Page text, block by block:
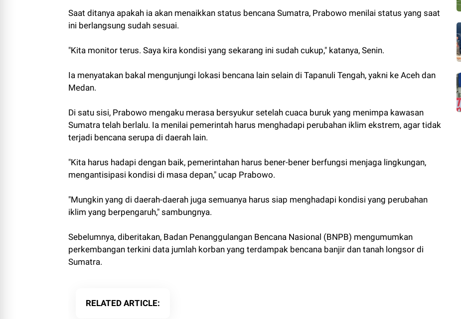
Saat ditanya apakah ia akan menaikkan status bencana Sumatra, Prabowo menilai status yang saat
ini berlangsung sudah sesuai.
"Kita monitor terus. Saya kira kondisi yang sekarang ini sudah cukup," katanya, Senin.
Ia menyatakan bakal mengunjungi lokasi bencana lain selain di Tapanuli Tengah, yakni ke Aceh dan
Medan.
Di satu sisi, Prabowo mengaku merasa bersyukur setelah cuaca buruk yang menimpa kawasan
Sumatra telah berlalu. Ia menilai pemerintah harus menghadapi perubahan iklim ekstrem, agar tidak
terjadi bencana serupa di daerah lain.
"Kita harus hadapi dengan baik, pemerintahan harus bener-bener berfungsi menjaga lingkungan,
mengantisipasi kondisi di masa depan," ucap Prabowo.
"Mungkin yang di daerah-daerah juga semuanya harus siap menghadapi kondisi yang perubahan
iklim yang berpengaruh," sambungnya.
Sebelumnya, diberitakan, Badan Penanggulangan Bencana Nasional (BNPB) mengumumkan
perkembangan terkini data jumlah korban yang terdampak bencana banjir dan tanah longsor di
Sumatra.
RELATED ARTICLE